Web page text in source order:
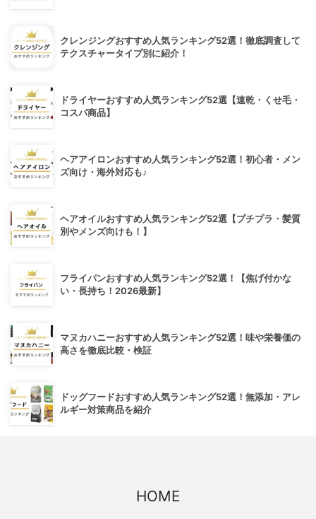
クレンジングおすすめ人気ランキング52選！徹底調査して
テクスチャータイプ別に紹介！
ドライヤーおすすめ人気ランキング52選【速乾・くせ毛・
コスパ商品】
ヘアアイロンおすすめ人気ランキング52選！初心者・メン
ズ向け・海外対応も♪
ヘアオイルおすすめ人気ランキング52選【プチプラ・髪質
別やメンズ向けも！】
フライパンおすすめ人気ランキング52選！【焦げ付かな
い・長持ち！2026最新】
マヌカハニーおすすめ人気ランキング52選！味や栄養価の
高さを徹底比較・検証
ドッグフードおすすめ人気ランキング52選！無添加・アレ
ルギー対策商品を紹介
HOME